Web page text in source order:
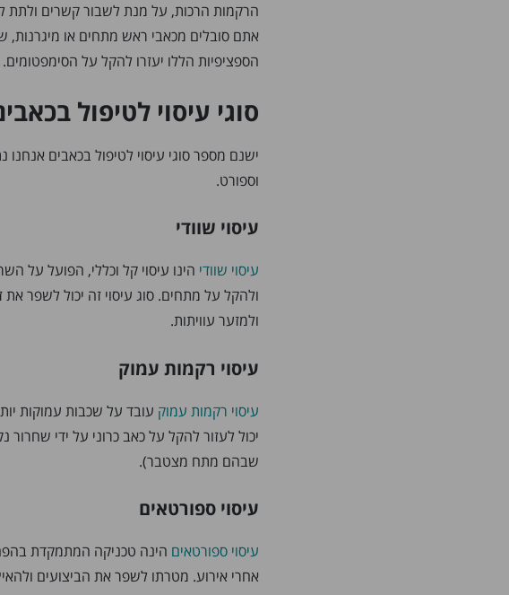
הרקמות הרכות, על מנת לשבור קשרים ולתת
אתם סובלים מכאבי ראש מתחים או מיגרנות,
הספציפיות הללו יעזרו להקל על הסימפטומים.
סוגי עיסוי לטיפול
ישנם מספר סוגי עיסוי לטיפול בכאבים
וספורט.
עיסוי שוודי
עיסוי שוודי הינו עיסוי קל וכללי, הפועל על
ולהקל על מתחים. סוג עיסוי זה יכול לשפר
ולמזער עוויתות.
עיסוי רקמות עמוק
עיסוי רקמות עמוק עובד על שכבות עמוקות
יכול לעזור להקל על כאב כרוני על ידי שחרור
שבהם מתח מצטבר).
עיסוי ספורטאים
עיסוי ספורטאים הינה טכניקה המתמקדת
אחרי אירוע. מטרתו לשפר את הביצועים